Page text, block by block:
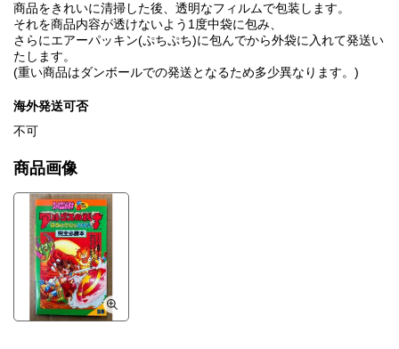
商品をきれいに清掃した後、透明なフィルムで包装します。
それを商品内容が透けないよう1度中袋に包み、
さらにエアーパッキン(ぷちぷち)に包んでから外袋に入れて発送い
たします。
(重い商品はダンボールでの発送となるため多少異なります。)
海外発送可否
不可
商品画像